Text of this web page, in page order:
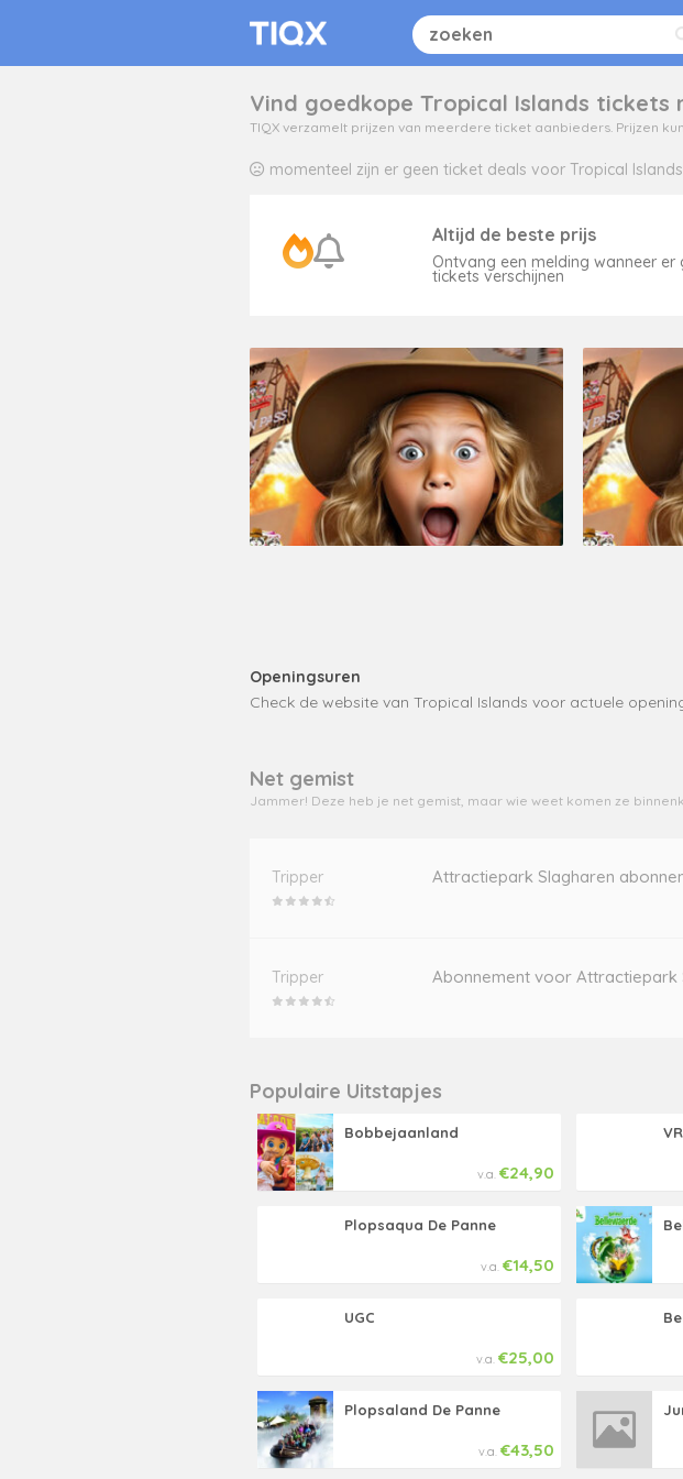
Vind goedkope Tropical Islands tickets
TIQX verzamelt prijzen van meerdere ticket aanbieders. Prijzen
momenteel zijn er geen ticket deals voor Tropical Islands
Altijd de beste prijs
Ontvang een melding wanneer
tickets verschijnen
Openingsuren
Check de website van Tropical Islands voor actuele
Net gemist
Jammer! Deze heb je net gemist, maar wie weet komen ze
Tripper Attractiepark Slagharen
Tripper Abonnement voor Attractiepark
Populaire Uitstapjes
Bobbejaanland
v.a. €24,90
Plopsaqua De Panne
v.a. €14,50
UGC
v.a. €25,00
Plopsaland De Panne
v.a. €43,50